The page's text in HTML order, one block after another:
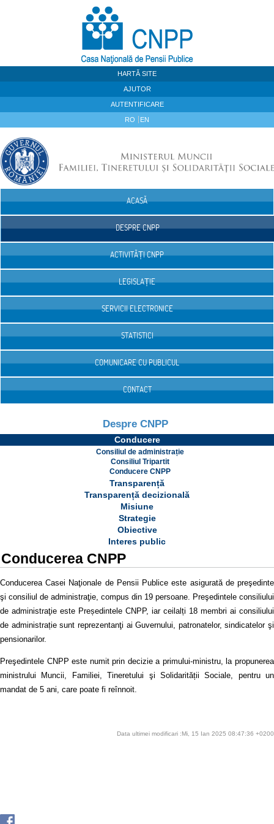
HARTĂ SITE
AJUTOR
AUTENTIFICARE
RO EN
ACASĂ
DESPRE CNPP
ACTIVITĂȚI CNPP
LEGISLAȚIE
SERVICII ELECTRONICE
STATISTICI
COMUNICARE CU PUBLICUL
CONTACT
Despre CNPP
Conducere
Consiliul de administrație
Consiliul Tripartit
Conducere CNPP
Transparență
Transparență decizională
Misiune
Strategie
Obiective
Interes public
Conducerea CNPP
Conducerea Casei Naţionale de Pensii Publice este asigurată de preşedinte
şi consiliul de administraţie, compus din 19 persoane. Preşedintele consiliului
de administraţie este Președintele CNPP, iar ceilalți 18 membri ai consiliului
de administrație sunt reprezentanţi ai Guvernului, patronatelor, sindicatelor şi
pensionarilor.
Preşedintele CNPP este numit prin decizie a primului-ministru, la propunerea
ministrului Muncii, Familiei, Tineretului şi Solidarității Sociale, pentru un
mandat de 5 ani, care poate fi reînnoit.
Data ultimei modificari :Mi, 15 Ian 2025 08:47:36 +0200